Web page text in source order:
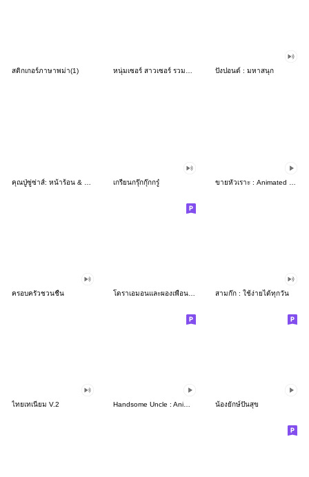
สติกเกอร์ภาษาพม่า(1) หนุ่มเซอร์ สาวเซอร์ รวมพลคนฮาๆ ปังปอนด์ : มหาสนุก
เกรียนกรุ๊กกุ๊กกรู๋
ครอบครัวชวนชื่น สามก๊ก : ใช้ง่ายได้ทุกวัน
ไทยเทเนี่ยม V.2 Handsome Uncle : Animated น้องยักษ์ปันสุข